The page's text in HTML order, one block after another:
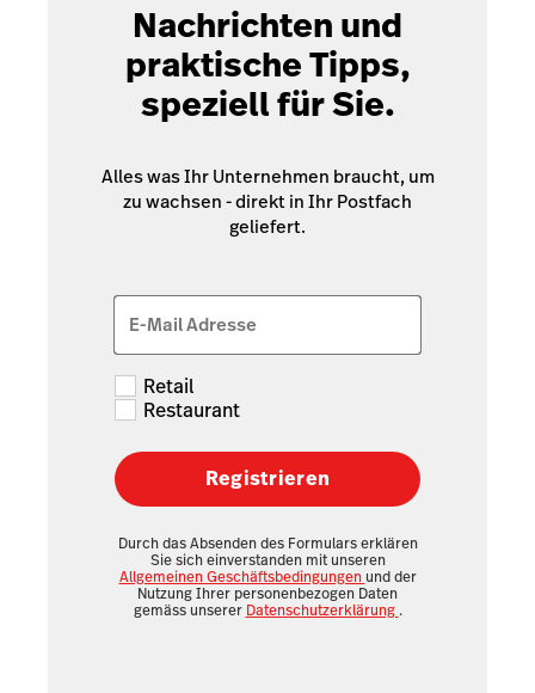
Nachrichten und
praktische Tipps,
speziell für Sie.
Alles was Ihr Unternehmen braucht, um
zu wachsen - direkt in Ihr Postfach
geliefert.
E-Mail Adresse
Retail
Restaurant
Registrieren
Durch das Absenden des Formulars erklären
Sie sich einverstanden mit unseren
Allgemeinen Geschäftsbedingungen und der
Nutzung Ihrer personenbezogen Daten
gemäss unserer Datenschutzerklärung .